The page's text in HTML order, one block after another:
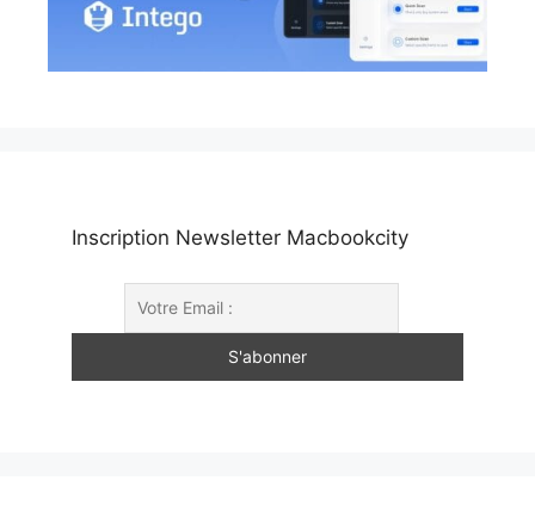
Inscription Newsletter Macbookcity